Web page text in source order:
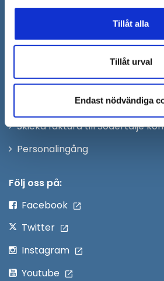
Tillåt alla
Tillåt urval
Endast nödvändiga
KontaktcenterÖppna
nytt
fönster
nytt
Säkra meddelanden
Anslagstavla
Skicka faktura till Södertälje
PersonalingångÖppna
Följ oss på:
Facebook
Twitter
Instagram
Youtube